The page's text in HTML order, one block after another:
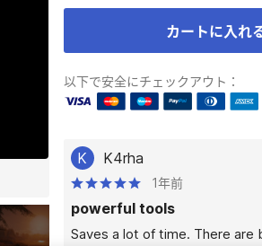
カートに入れ
以下で安全にチェックアウト：
K K4rha
1年前
powerful tools
Saves a lot of time. There are